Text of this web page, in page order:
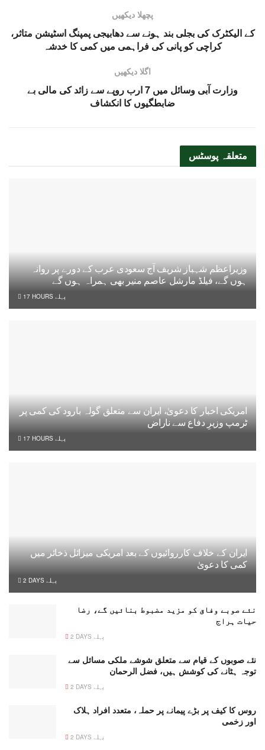
پچھلا دیکھیں
کے الیکٹرک کی بجلی بند ہونے سے دھابیجی پمپنگ اسٹیشن متاثر،
کراچی کو پانی کی فراہمی میں کمی کا خدشہ
اگلا دیکھیں
وزارت آبی وسائل میں 7 ارب روپے سے زائد کی مالی بے
ضابطگیوں کا انکشاف
متعلقہ پوسٹس
وزیراعظم شہباز شریف آج سعودی عرب کے دورے پر روانہ
ہوں گے، فیلڈ مارشل عاصم منیر بھی ہمراہ ہوں گے
17 HOURS پہلے
امریکی اخبار کا دعویٰ، ایران سے متعلق گولہ بارود کی کمی پر
ٹرمپ وزیرِ دفاع سے ناراض
17 HOURS پہلے
ایران کے خلاف کارروائیوں کے بعد امریکی میزائل ذخائر میں
کمی کا دعویٰ
2 DAYS پہلے
نئے صوبے وفاق کو مزید مضبوط بنائیں گے، رضا
حیات ہراج
2 DAYS پہلے
نئے صوبوں کے قیام سے متعلق شوشے ملکی مسائل سے
توجہ ہٹانے کی کوشش ہیں، فضل الرحمان
2 DAYS پہلے
روس کا کیف پر بڑے پیمانے پر حملہ، متعدد افراد ہلاک
اور زخمی
2 DAYS پہلے